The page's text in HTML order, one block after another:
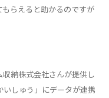
らえると助かるのですが
納株式会社さんが提供し
いしゅう」にデータが連携